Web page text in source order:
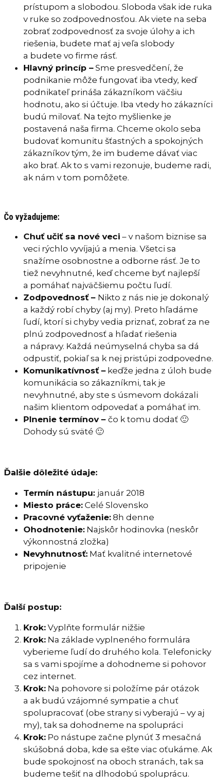
prístupom a slobodou. Sloboda však ide ruka
v ruke so zodpovednosťou. Ak viete na seba
zobrať zodpovednosť za svoje úlohy a ich
riešenia, budete mať aj veľa slobody
a budete vo firme rásť.
Hlavný princíp – Sme presvedčení, že
podnikanie môže fungovať iba vtedy, keď
podnikateľ prináša zákazníkom väčšiu
hodnotu, ako si účtuje. Iba vtedy ho zákazníci
budú milovať. Na tejto myšlienke je
postavená naša firma. Chceme okolo seba
budovať komunitu šťastných a spokojných
zákazníkov tým, že im budeme dávať viac
ako brať. Ak to s vami rezonuje, budeme radi,
ak nám v tom pomôžete.
Čo vyžadujeme:
Chuť učiť sa nové veci – v našom biznise sa
veci rýchlo vyvíjajú a menia. Všetci sa
snažíme osobnostne a odborne rásť. Je to
tiež nevyhnutné, keď chceme byť najlepší
a pomáhať najväčšiemu počtu ľudí.
Zodpovednosť – Nikto z nás nie je dokonalý
a každý robí chyby (aj my). Preto hľadáme
ľudí, ktorí si chyby vedia priznať, zobrať za ne
plnú zodpovednosť a hľadať riešenia
a nápravy. Každá neúmyselná chyba sa dá
odpustiť, pokiaľ sa k nej pristúpi zodpovedne.
Komunikatívnosť – keďže jedna z úloh bude
komunikácia so zákazníkmi, tak je
nevyhnutné, aby ste s úsmevom dokázali
našim klientom odpovedať a pomáhať im.
Plnenie termínov – čo k tomu dodať 🙂
Dohody sú sväté 🙂
Ďalšie dôležité údaje:
Termín nástupu: január 2018
Miesto práce: Celé Slovensko
Pracovné vyťaženie: 8h denne
Ohodnotenie: Najskôr hodinovka (neskôr
výkonnostná zložka)
Nevyhnutnosť: Mať kvalitné internetové
pripojenie
Ďalší postup:
Krok: Vyplňte formulár nižšie
Krok: Na základe vyplneného formulára
vyberieme ľudí do druhého kola. Telefonicky
sa s vami spojíme a dohodneme si pohovor
cez internet.
Krok: Na pohovore si položíme pár otázok
a ak budú vzájomné sympatie a chuť
spolupracovať (obe strany si vyberajú – vy aj
my), tak sa dohodneme na spolupráci
Krok: Po nástupe začne plynúť 3 mesačná
skúšobná doba, kde sa ešte viac oťukáme. Ak
bude spokojnosť na oboch stranách, tak sa
budeme tešiť na dlhodobú spoluprácu.